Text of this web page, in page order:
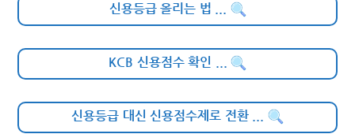
신용등급 올리는 법
KCB 신용점수 확인
신용등급 대신 신용점수제로 전환